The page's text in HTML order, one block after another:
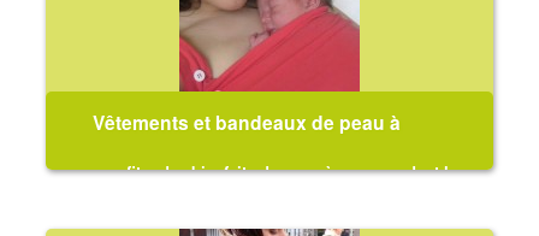
Vêtements et bandeaux de peau à
pour profiter des bienfaits du peau à peau pendant les